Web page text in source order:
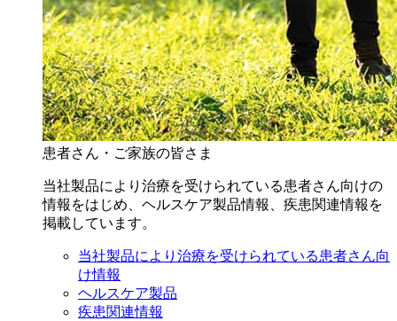
患者さん・ご家族の皆さま
当社製品により治療を受けられている患者さん向けの
情報をはじめ、ヘルスケア製品情報、疾患関連情報を
掲載しています。
当社製品により治療を受けられている患者さん向
け情報
ヘルスケア製品
疾患関連情報